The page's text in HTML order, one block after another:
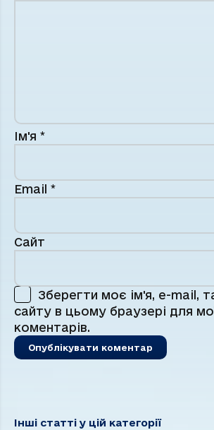
Ім'я *
Email *
Сайт
Зберегти моє ім'я, e-mail,
сайту в цьому браузері для
коментарів.
Інші статті у цій категорії